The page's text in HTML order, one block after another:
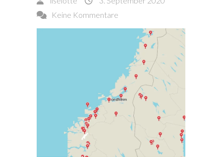
Keine Kommentare